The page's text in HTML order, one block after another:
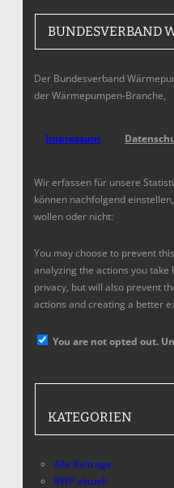
BUNDESVERBAND
Der Bundesverband
der Wärmepumpen-Branche,
Impressum
Wir erfassen für unsere
können nachfolgend
wollen oder nicht:
You may choose to prevent
analyzing the actions you
privacy, but will also prevent
actions and creating a better
You are not opted out.
KATEGORIEN
Alle Beiträge
BWP aktuell